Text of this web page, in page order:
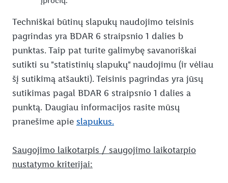
Techniškai būtinų slapukų naudojimo teisinis
pagrindas yra BDAR 6 straipsnio 1 dalies b
punktas. Taip pat turite galimybę savanoriškai
sutikti su "statistinių slapukų" naudojimu (ir vėliau
šį sutikimą atšaukti). Teisinis pagrindas yra jūsų
sutikimas pagal BDAR 6 straipsnio 1 dalies a
punktą. Daugiau informacijos rasite mūsų
pranešime apie slapukus.
Saugojimo laikotarpis / saugojimo laikotarpio
nustatymo kriterijai: